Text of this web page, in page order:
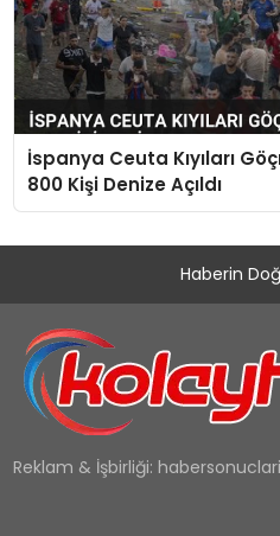
İspanya Ceuta Kıyıları
800 Kişi Denize Açıldı
Haberin
Reklam & İşbirliği: